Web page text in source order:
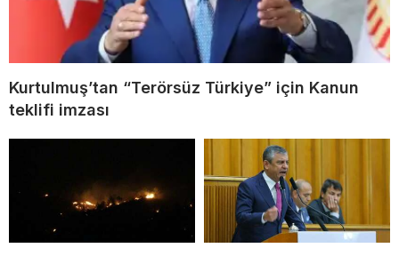
Kurtulmuş’tan “Terörsüz Türkiye” için Kanun
teklifi imzası